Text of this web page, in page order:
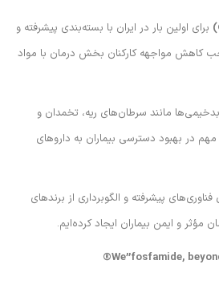
برای اولین بار در ایران با بسته‌بندی پیشرفته و
کاهش مواجهه کارکنان بخش درمان با مواد
بدخیمی‌ها مانند سرطان‌های ریه، تخمدان و
در بهبود دسترسی بیماران به داروهای
فناوری‌های پیشرفته و الگوبرداری از برندهای
مؤثر و ایمن بیماران ایجاد کرده‌ایم.
We”fosfamide,